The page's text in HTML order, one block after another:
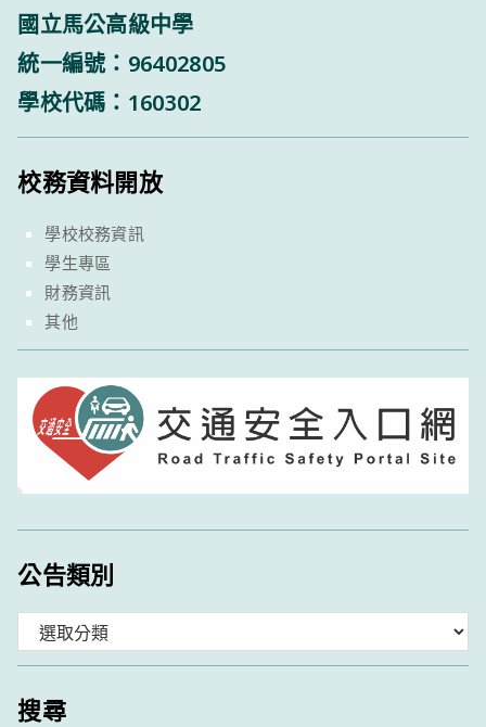
國立馬公高級中學
統一編號：96402805
學校代碼：160302
校務資料開放
學校校務資訊
學生專區
財務資訊
其他
公告類別
類
搜尋